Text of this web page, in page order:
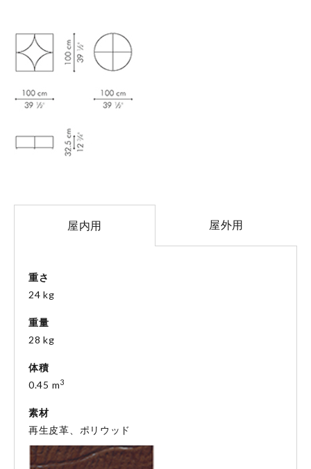
屋内用 屋外用
重さ
24 kg
重量
28 kg
体積
0.45 m3
素材
再生皮革、ポリウッド